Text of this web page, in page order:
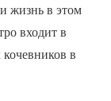
жизнь в этом
входит в
в